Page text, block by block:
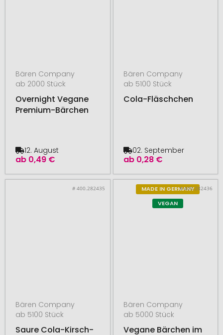
Bären Company
ab 2000 Stück
Overnight Vegane
Premium-Bärchen
ab 0,49 €
12. August
Bären Company
ab 5100 Stück
Cola-Fläschchen
ab 0,28 €
02. September
# 400.282435
Bären Company
ab 5100 Stück
Saure Cola-Kirsch-
MADE IN GERMANY
VEGAN
# 400.282436
Bären Company
ab 5000 Stück
Vegane Bärchen im